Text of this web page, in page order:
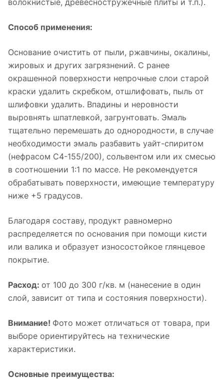
волокнистые, древесностружечные плиты и т.п.).
Способ применения:
Основание очистить от пыли, ржавчины, окалины,
жировых и других загрязнений. С ранее
окрашенной поверхности непрочные слои старой
краски удалить скребком, отшлифовать, пыль от
шлифовки удалить. Впадины и неровности
выровнять шпатлевкой, загрунтовать. Эмаль
тщательно перемешать до однородности, в случае
необходимости эмаль разбавить уайт-спиритом
(нефрасом С4-155/200), сольвентом или их смесью
в соотношении 1:1 по массе. Не рекомендуется
обрабатывать поверхности, имеющие температуру
ниже +5 градусов.
Благодаря составу, продукт равномерно
распределяется по основания при помощи кисти
или валика и образует износостойкое глянцевое
покрытие.
Расход: от 100 до 300 г/кв. м (нанесение в один
слой, зависит от типа и состояния поверхности).
Внимание! Фото может отличаться от товара, при
выборе ориентируйтесь на технические
характеристики.
Основные преимущества: